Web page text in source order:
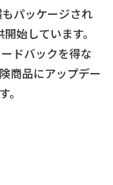
パッケージされ
始しています。
ドバックを得な
商品にアップデー